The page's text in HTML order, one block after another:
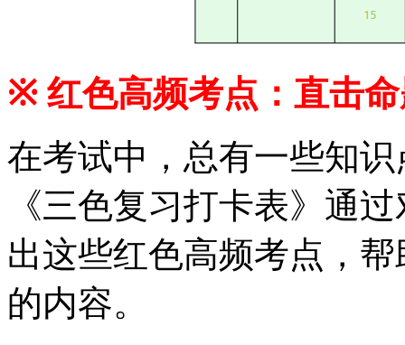
※ 红色高频考点：直击
在考试中，总有一些知
《三色复习打卡表》通
出这些红色高频考点，
的内容。